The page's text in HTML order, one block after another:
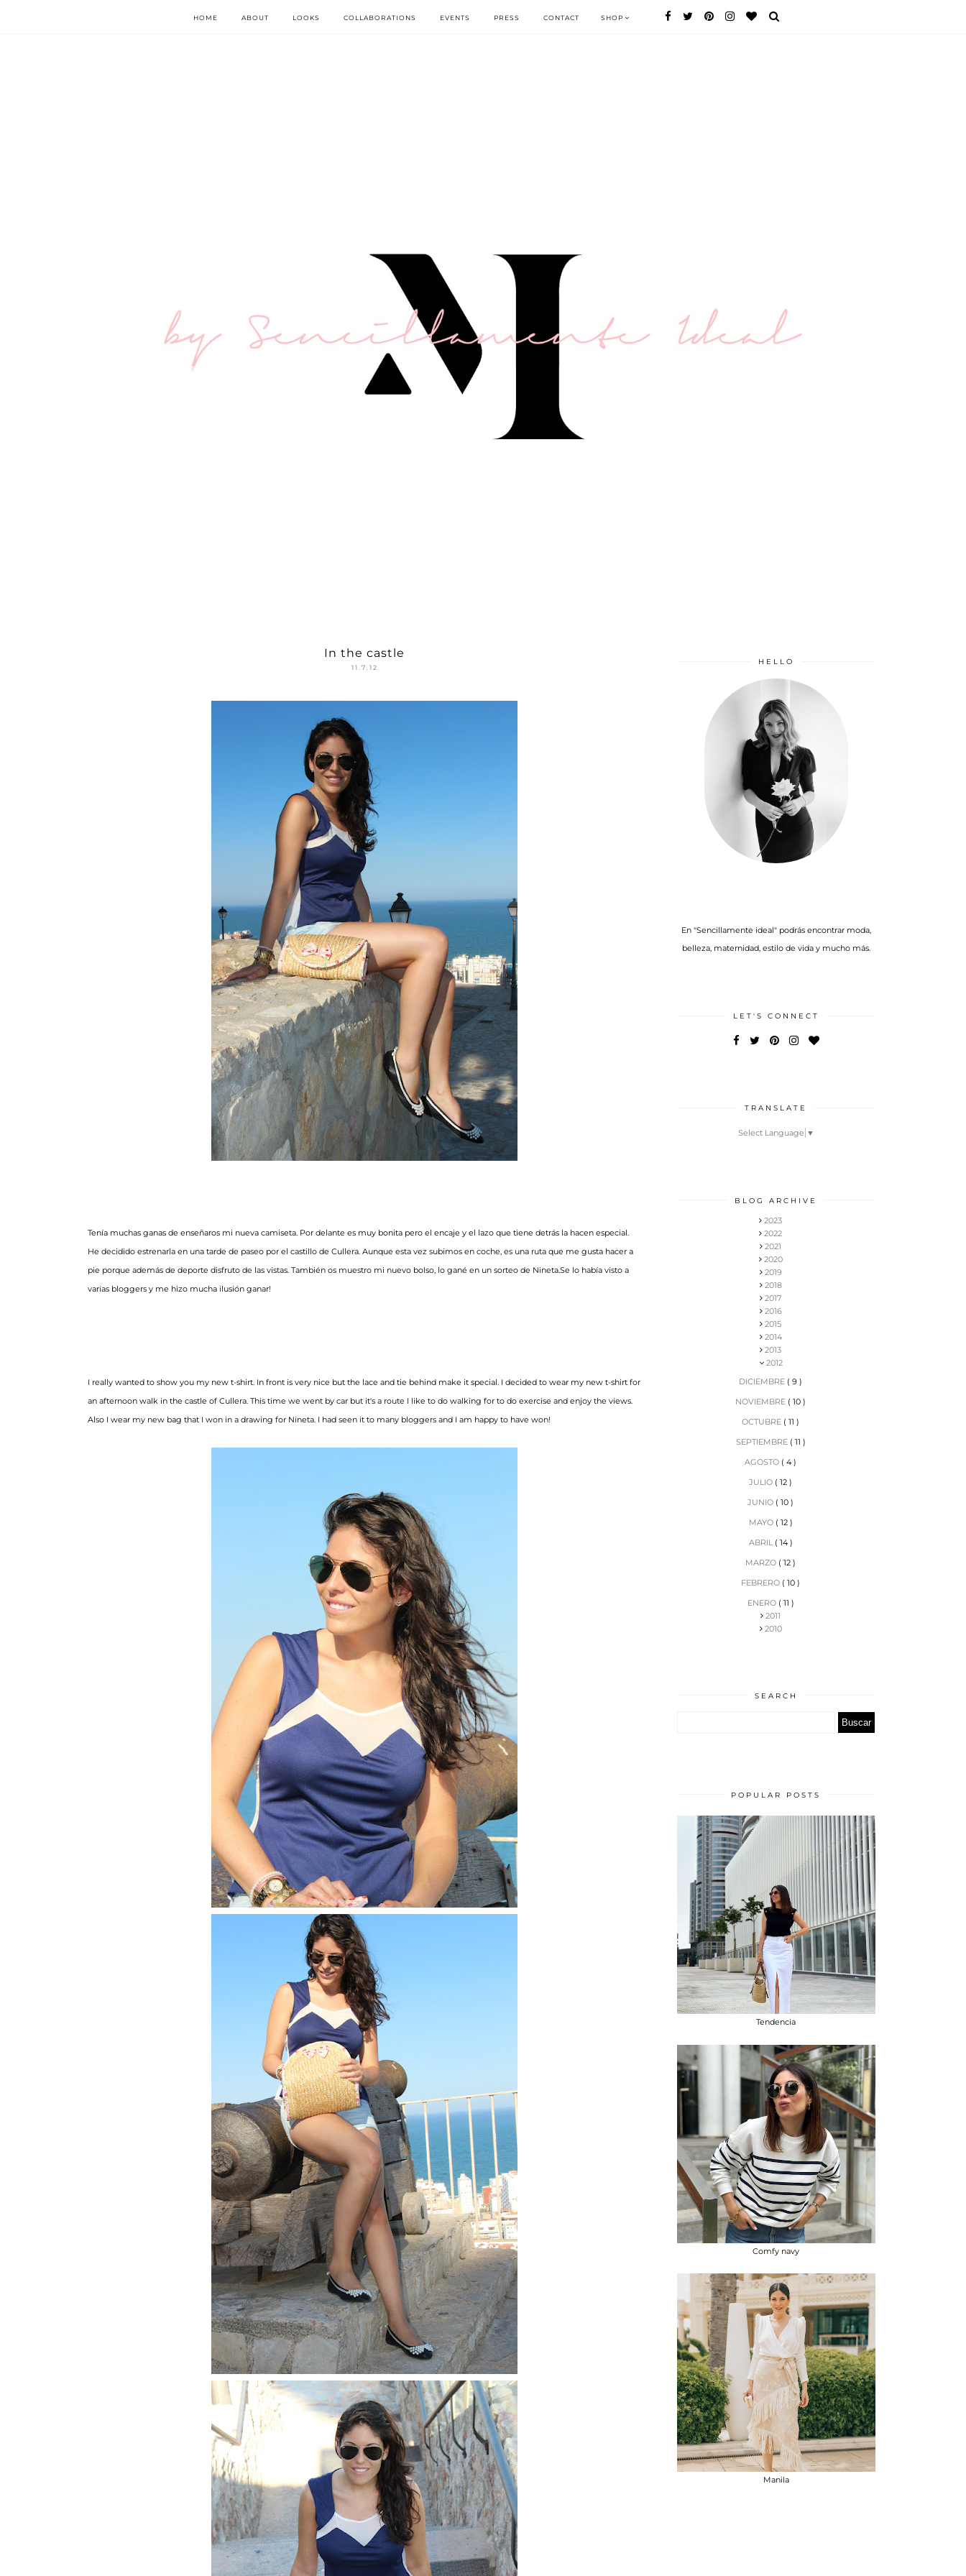
HOME ABOUT LOOKS COLLABORATIONS EVENTS PRESS CONTACT SHOP
In the castle
11.7.12
Tenía muchas ganas de enseñaros mi nueva camiseta. Por delante es muy bonita pero el encaje y el lazo que tiene detrás la hacen especial.
He decidido estrenarla en una tarde de paseo por el castillo de Cullera. Aunque esta vez subimos en coche, es una ruta que me gusta hacer a
pie porque además de deporte disfruto de las vistas. También os muestro mi nuevo bolso, lo gané en un sorteo de Nineta.Se lo había visto a
varias bloggers y me hizo mucha ilusión ganar!
I really wanted to show you my new t-shirt. In front is very nice but the lace and tie behind make it special. I decided to wear my new t-shirt for
an afternoon walk in the castle of Cullera. This time we went by car but it's a route I like to do walking for to do exercise and enjoy the views.
Also I wear my new bag that I won in a drawing for Nineta. I had seen it to many bloggers and I am happy to have won!
HELLO
En "Sencillamente ideal" podrás encontrar moda,
belleza, maternidad, estilo de vida y mucho más.
LET'S CONNECT
TRANSLATE
Select Language ▼
BLOG ARCHIVE
2023
2022
2021
2020
2019
2018
2017
2016
2015
2014
2013
2012
DICIEMBRE ( 9 )
NOVIEMBRE ( 10 )
OCTUBRE ( 11 )
SEPTIEMBRE ( 11 )
AGOSTO ( 4 )
JULIO ( 12 )
JUNIO ( 10 )
MAYO ( 12 )
ABRIL ( 14 )
MARZO ( 12 )
FEBRERO ( 10 )
ENERO ( 11 )
2011
2010
SEARCH
POPULAR POSTS
Tendencia
Comfy navy
Manila